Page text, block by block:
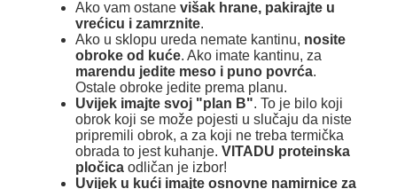
Ako vam ostanevišak hrane, pakirajte u
vrećicu i zamrznite.
Ako u sklopu ureda nemate kantinu, nosite
obroke od kuće. Ako imate kantinu, za
marendu jedite meso i puno povrća.
Ostale obroke jedite prema planu.
Uvijek imajte svoj "plan B". To je bilo koji
obrok koji se može pojesti u slučaju da niste
pripremili obrok, a za koji ne treba termička
obrada to jest kuhanje.VITADU proteinska
pločica odličan je izbor!
Uvijek u kući imajte osnovne namirnice za